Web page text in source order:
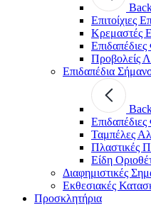
Επιτοίχιες
Κρεμαστές
Προβολείς
Επιδαπέδια
Ταμπέλες
Πλαστικές
Είδη
Διαφημιστικές
Εκθεσιακές
Προσκλητήρια